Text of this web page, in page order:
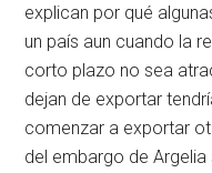
explican por qué
un país aun cuando la
corto plazo no sea
dejan de exportar
comenzar a exportar
del embargo de